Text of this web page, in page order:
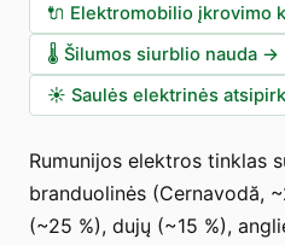
🔌 Elektromobilio įkrovimo
🌡️ Šilumos siurblio nauda →
☀️ Saulės elektrinės
Rumunijos elektros tinklas
branduolinės (Cernavodă,
(~25 %), dujų (~15 %),